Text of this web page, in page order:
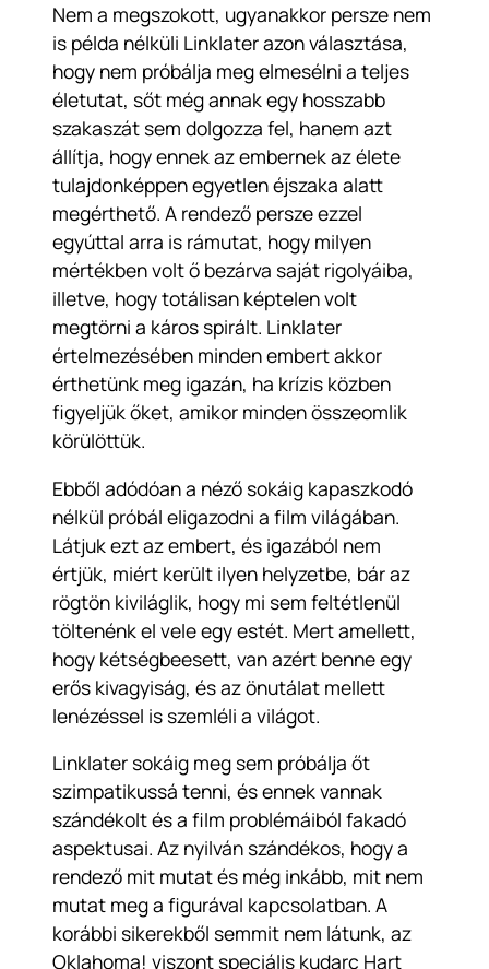
Nem a megszokott, ugyanakkor persze nem
is példa nélküli Linklater azon választása,
hogy nem próbálja meg elmesélni a teljes
életutat, sőt még annak egy hosszabb
szakaszát sem dolgozza fel, hanem azt
állítja, hogy ennek az embernek az élete
tulajdonképpen egyetlen éjszaka alatt
megérthető. A rendező persze ezzel
egyúttal arra is rámutat, hogy milyen
mértékben volt ő bezárva saját rigolyáiba,
illetve, hogy totálisan képtelen volt
megtörni a káros spirált. Linklater
értelmezésében minden embert akkor
érthetünk meg igazán, ha krízis közben
figyeljük őket, amikor minden összeomlik
körülöttük.
Ebből adódóan a néző sokáig kapaszkodó
nélkül próbál eligazodni a film világában.
Látjuk ezt az embert, és igazából nem
értjük, miért került ilyen helyzetbe, bár az
rögtön kiviláglik, hogy mi sem feltétlenül
töltenénk el vele egy estét. Mert amellett,
hogy kétségbeesett, van azért benne egy
erős kivagyiság, és az önutálat mellett
lenézéssel is szemléli a világot.
Linklater sokáig meg sem próbálja őt
szimpatikussá tenni, és ennek vannak
szándékolt és a film problémáiból fakadó
aspektusai. Az nyilván szándékos, hogy a
rendező mit mutat és még inkább, mit nem
mutat meg a figurával kapcsolatban. A
korábbi sikerekből semmit nem látunk, az
Oklahoma! viszont speciális kudarc Hart